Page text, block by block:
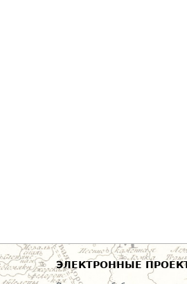
ЭЛЕКТРОННЫЕ